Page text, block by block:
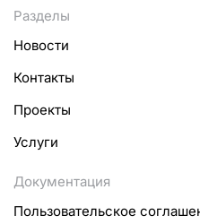
Разделы
Новости
Контакты
Проекты
Услуги
Документация
Пользовательское